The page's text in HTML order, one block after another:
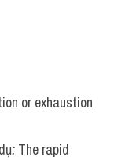
or exhaustion
: The rapid